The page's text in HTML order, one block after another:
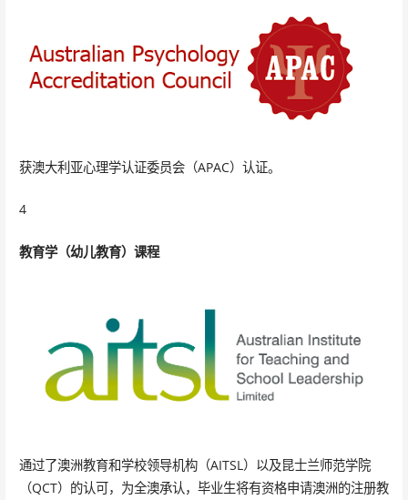
获澳大利亚心理学认证委员会（APAC）认证。
4
教育学（幼儿教育）课程
通过了澳洲教育和学校领导机构（AITSL）以及昆士兰师范学院
（QCT）的认可，为全澳承认，毕业生将有资格申请澳洲的注册教